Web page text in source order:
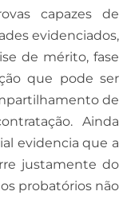
capazes de
evidenciados,
de mérito, fase
que pode ser
de
Ainda
evidencia que a
justamente do
probatórios não